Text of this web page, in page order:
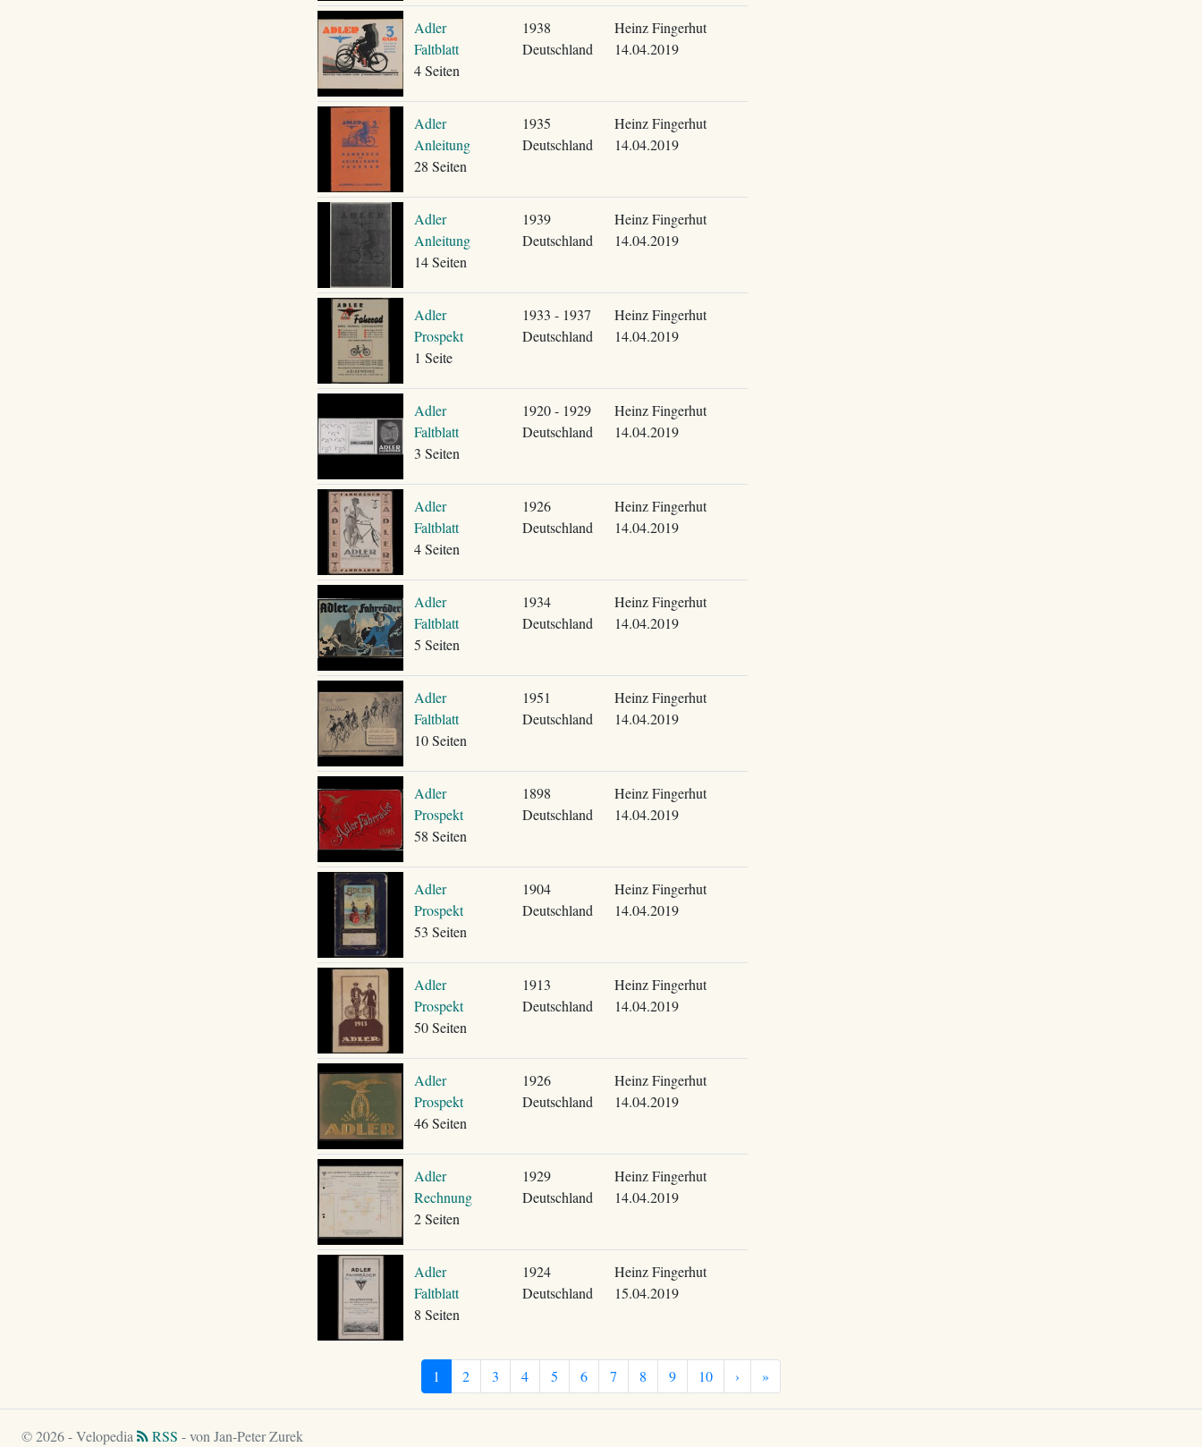
Adler
Faltblatt
4 Seiten
1938
Deutschland
Heinz Fingerhut
14.04.2019
Adler
Anleitung
28 Seiten
1935
Deutschland
Heinz Fingerhut
14.04.2019
Adler
Anleitung
14 Seiten
1939
Deutschland
Heinz Fingerhut
14.04.2019
Adler
Prospekt
1 Seite
1933 - 1937
Deutschland
Heinz Fingerhut
14.04.2019
Adler
Faltblatt
3 Seiten
1920 - 1929
Deutschland
Heinz Fingerhut
14.04.2019
Adler
Faltblatt
4 Seiten
1926
Deutschland
Heinz Fingerhut
14.04.2019
Adler
Faltblatt
5 Seiten
1934
Deutschland
Heinz Fingerhut
14.04.2019
Adler
Faltblatt
10 Seiten
1951
Deutschland
Heinz Fingerhut
14.04.2019
Adler
Prospekt
58 Seiten
1898
Deutschland
Heinz Fingerhut
14.04.2019
Adler
Prospekt
53 Seiten
1904
Deutschland
Heinz Fingerhut
14.04.2019
Adler
Prospekt
50 Seiten
1913
Deutschland
Heinz Fingerhut
14.04.2019
Adler
Prospekt
46 Seiten
1926
Deutschland
Heinz Fingerhut
14.04.2019
Adler
Rechnung
2 Seiten
1929
Deutschland
Heinz Fingerhut
14.04.2019
Adler
Faltblatt
8 Seiten
1924
Deutschland
Heinz Fingerhut
15.04.2019
1 2 3 4 5 6 7 8 9 10 › »
© 2026 - Velopedia RSS - von Jan-Peter Zurek